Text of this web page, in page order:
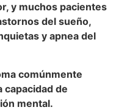
y muchos pacientes
del sueño,
y apnea del
comúnmente
capacidad de
mental.